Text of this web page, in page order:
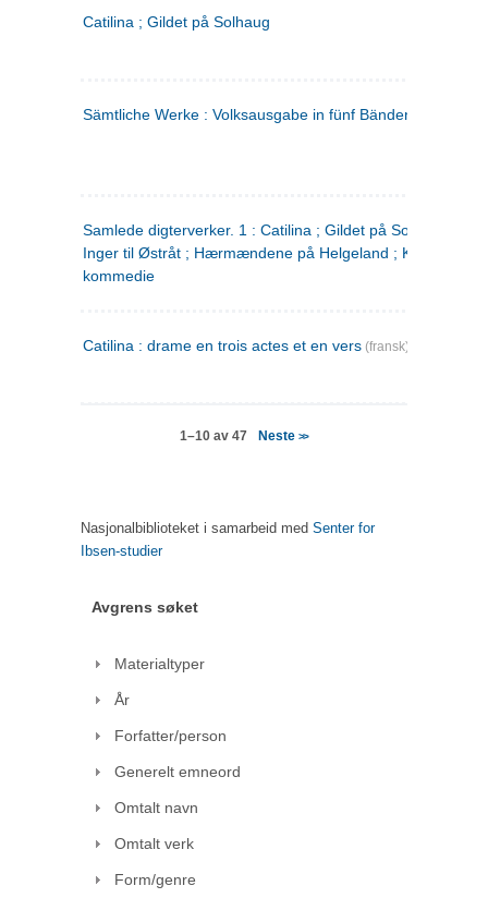
Catilina ; Gildet på Solhaug
Sämtliche Werke : Volksausgabe in fünf Bänden
Samlede digterverker. 1 : Catilina ; Gildet på Solhaug ; Fru
Inger til Østråt ; Hærmændene på Helgeland ;
kommedie
Catilina : drame en trois actes et en vers (fransk)
1–10 av 47 Neste>>
Nasjonalbiblioteket i samarbeid med Senter for
Ibsen-studier
Avgrens søket
Materialtyper
År
Forfatter/person
Generelt emneord
Omtalt navn
Omtalt verk
Form/genre